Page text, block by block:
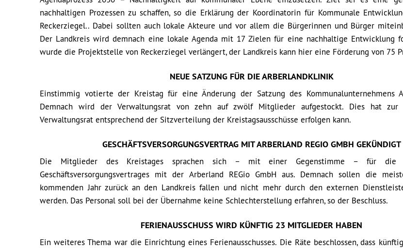
nachhaltigen Prozessen zu schaffen, so die Erklärung der Koordinatorin für Kommunale
Reckerziegel.. Dabei sollten auch lokale Akteure und vor allem die Bürgerinnen und Bürger
Der Landkreis wird demnach eine lokale Agenda mit 17 Zielen für eine nachhaltige Entwicklung
wurde die Projektstelle von Reckerziegel verlängert, der Landkreis kann hier eine Förderung von 75
NEUE SATZUNG FÜR DIE ARBERLANDKLINIK
Einstimmig votierte der Kreistag für eine Änderung der Satzung des Kommunalunternehmens
Demnach wird der Verwaltungsrat von zehn auf zwölf Mitglieder aufgestockt. Dies hat zur
Verwaltungsrat entsprechend der Sitzverteilung der Kreistagsausschüsse erfolgen kann.
GESCHÄFTSVERSORGUNGSVERTRAG MIT ARBERLAND REGIO GMBH GEKÜNDIGT
Die Mitglieder des Kreistages sprachen sich – mit einer Gegenstimme – für die
Geschäftsversorgungsvertrages mit der Arberland REGio GmbH aus. Demnach sollen die
kommenden Jahr zurück an den Landkreis fallen und nicht mehr durch den externen
werden. Das Personal soll bei der Übernahme keine Schlechterstellung erfahren, so der Beschluss.
FERIENAUSSCHUSS WIRD KÜNFTIG 23 MITGLIEDER HABEN
Ein weiteres Thema war die Einrichtung eines Ferienausschusses. Die Räte beschlossen, dass